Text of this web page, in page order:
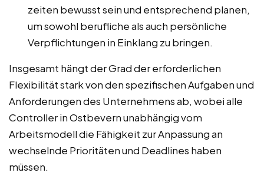
zeiten bewusst sein und entsprechend planen,
um sowohl berufliche als auch persönliche
Verpflichtungen in Einklang zu bringen.
Insgesamt hängt der Grad der erforderlichen
Flexibilität stark von den spezifischen Aufgaben und
Anforderungen des Unternehmens ab, wobei alle
Controller in Ostbevern unabhängig vom
Arbeitsmodell die Fähigkeit zur Anpassung an
wechselnde Prioritäten und Deadlines haben
müssen.